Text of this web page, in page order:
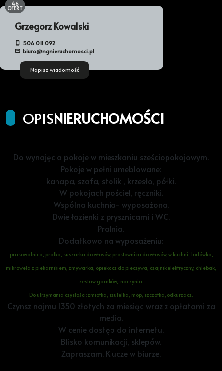
Grzegorz Kowalski
506 011 092
biuro@ngnieruchomosci.pl
Napisz wiadomość
46
OFERT
OPISNIERUCHOMOŚCI
Do wynajęcia pokoje w mieszkaniu sześciopokojowym.
Pokoje w pełni umeblowane:
kanapa, szafa, stolik , krzesło, półki.
W pokojach pościel, ręczniki.
Wspólna kuchnia- wyposażona.
Dwie łazienki z prysznicami i WC.
Pralnia.
Dodatkowo na wyposażeniu:
prasowalnica, pralka, suszarka do włosów, prostownica do włosów, w kuchni: lodówka,
mikrowela z piekarnikiem, zmywarka, opiekacz do pieczywa, czajnik elektryczny, chlebak,
zestaw garnków, naczynia.
Do utrzymania czystości: zmiotka, szufelka, mop, szczotka, odkurzacz.
Czynsz najmu 1350 złotych za miesiąc wraz z opłatami za
media.
W cenie dostęp do internetu.
Blisko komunikacji, sklepów.
Zapraszam. Klucze w biurze.